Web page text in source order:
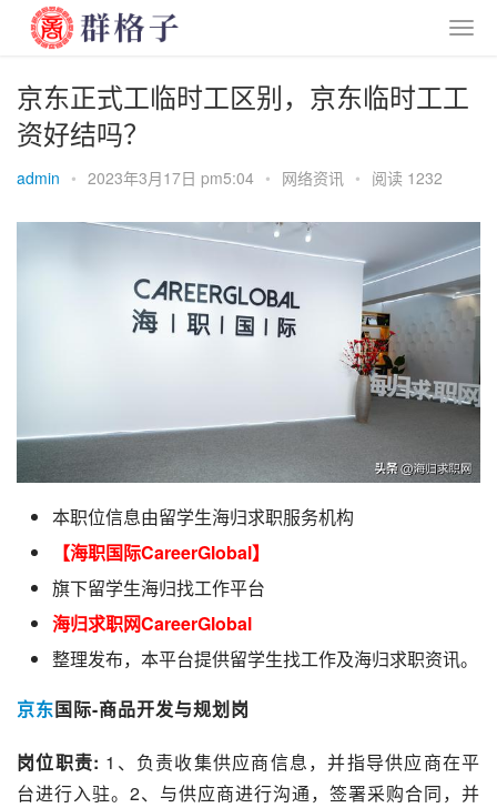
京东正式工临时工区别，京东临时工工
资好结吗？
admin • 2023年3月17日 pm5:04 • 网络资讯 • 阅读 1232
本职位信息由留学生海归求职服务机构
【海职国际CareerGlobal】
旗下留学生海归找工作平台
海归求职网CareerGlobal
整理发布，本平台提供留学生找工作及海归求职资讯。
京东国际-商品开发与规划岗
岗位职责: 1、负责收集供应商信息，并指导供应商在平
台进行入驻。2、与供应商进行沟通，签署采购合同，并